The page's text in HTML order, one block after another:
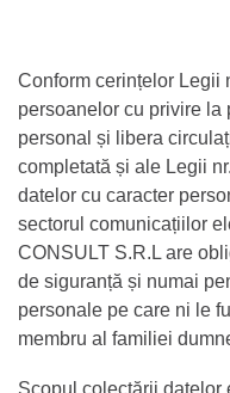
Conform cerințelor Legii
persoanelor cu privire la
personal și libera
completată și ale Legii
datelor cu caracter
sectorul comunicațiilor
CONSULT S.R.L are
de siguranță și numai
personale pe care ni le
membru al familiei
Scopul colectării datelor